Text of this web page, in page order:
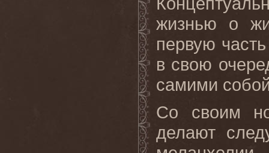
жизнью о
первую
в свою
самими
Со своим
делают